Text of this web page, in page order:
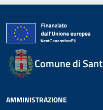
Comune di
AMMINISTRAZIONE